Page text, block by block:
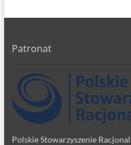
Patronat
Polskie Stowarzyszenie